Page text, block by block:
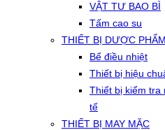
VẬT TƯ BAO BÌ
Tấm cao su
THIẾT BỊ DƯỢC PHẨM
Bể điều nhiệt
Thiết bị hiệu
Thiết bị kiểm tra
tế
THIẾT BỊ MAY MẶC